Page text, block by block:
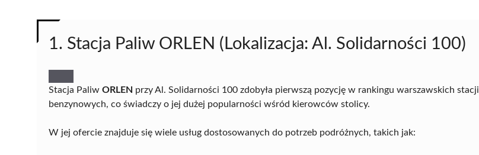
1. Stacja Paliw ORLEN (Lokalizacja: Al. Solidarności 100)
Stacja Paliw ORLEN przy Al. Solidarności 100 zdobyła pierwszą pozycję w rankingu warszawskich stacji
benzynowych, co świadczy o jej dużej popularności wśród kierowców stolicy.
W jej ofercie znajduje się wiele usług dostosowanych do potrzeb podróżnych, takich jak: